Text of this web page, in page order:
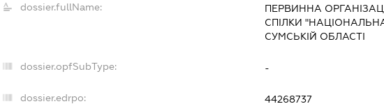
dossier.fullName:
ПЕРВИННА
СПІЛКИ
СУМСЬКІЙ ОБЛАСТІ
dossier.opfSubType: -
dossier.edrpo: 44268737